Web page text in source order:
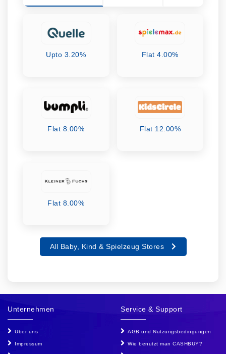
Upto 3.20% Flat 4.00%
Flat 8.00% Flat 12.00%
Flat 8.00%
All Baby, Kind & Spielzeug Stores
Unternehmen
Über uns
Impressum
Service & Support
AGB und Nutzungsbedingungen
Wie benutzt man CASHBUY?